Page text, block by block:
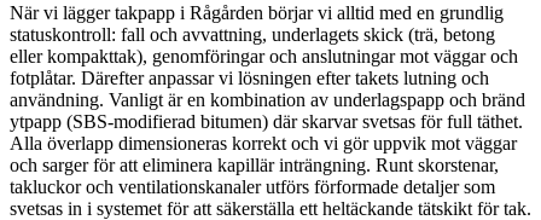
När vi lägger takpapp i Rågården börjar vi alltid med en grundlig
statuskontroll: fall och avvattning, underlagets skick (trä, betong
eller kompakttak), genomföringar och anslutningar mot väggar och
fotplåtar. Därefter anpassar vi lösningen efter takets lutning och
användning. Vanligt är en kombination av underlagspapp och bränd
ytpapp (SBS-modifierad bitumen) där skarvar svetsas för full täthet.
Alla överlapp dimensioneras korrekt och vi gör uppvik mot väggar
och sarger för att eliminera kapillär inträngning. Runt skorstenar,
takluckor och ventilationskanaler utförs förformade detaljer som
svetsas in i systemet för att säkerställa ett heltäckande tätskikt för tak.